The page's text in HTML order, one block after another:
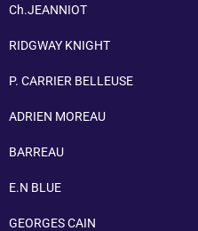
Ch.JEANNIOT
RIDGWAY KNIGHT
P. CARRIER BELLEUSE
ADRIEN MOREAU
BARREAU
E.N BLUE
GEORGES CAIN